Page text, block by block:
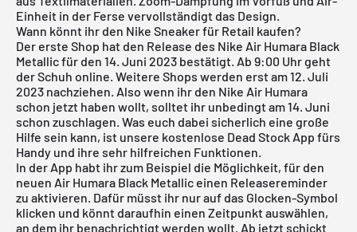
Einheit in der Ferse vervollständigt das Design.
Wann könnt ihr den Nike Sneaker für Retail kaufen?
Der erste Shop hat den Release des Nike Air Humara Black
Metallic für den 14. Juni 2023 bestätigt. Ab 9:00 Uhr geht
der Schuh online. Weitere Shops werden erst am 12. Juli
2023 nachziehen. Also wenn ihr den Nike Air Humara
schon jetzt haben wollt, solltet ihr unbedingt am 14. Juni
schon zuschlagen. Was euch dabei sicherlich eine große
Hilfe sein kann, ist unsere kostenlose Dead Stock App fürs
Handy und ihre sehr hilfreichen Funktionen.
In der App habt ihr zum Beispiel die Möglichkeit, für den
neuen Air Humara Black Metallic einen Releasereminder
zu aktivieren. Dafür müsst ihr nur auf das Glocken-Symbol
klicken und könnt daraufhin einen Zeitpunkt auswählen,
an dem ihr benachrichtigt werden wollt. Ab jetzt schickt